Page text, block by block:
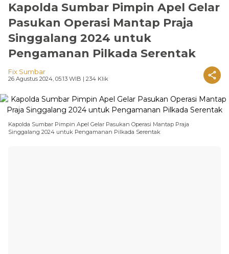
Kapolda Sumbar Pimpin Apel Gelar
Pasukan Operasi Mantap Praja
Singgalang 2024 untuk
Pengamanan Pilkada Serentak
Fix Sumbar
26 Agustus 2024, 05:13 WIB | 234 Klik
Kapolda Sumbar Pimpin Apel Gelar Pasukan Operasi Mantap Praja
Singgalang 2024 untuk Pengamanan Pilkada Serentak